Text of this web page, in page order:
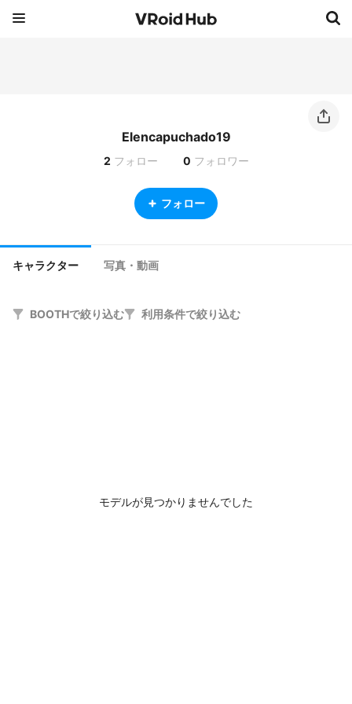
Elencapuchado19
2 フォロー 0 フォロワー
フォロー
キャラクター 写真・動画
BOOTHで絞り込む 利用条件で絞り込む
モデルが見つかりませんでした